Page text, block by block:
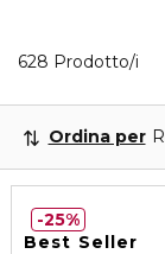
628 Prodotto/i
Ordina per
Best Seller
25%